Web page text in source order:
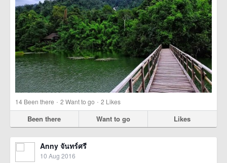
14 Been there · 2 Want to go · 2 Likes
Been there Want to go Likes
Anny จันทร์ศรี
10 Aug 2016